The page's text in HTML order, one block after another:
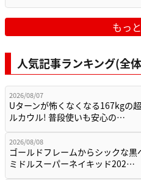
もっ
人気記事ランキング(全
2026/08/07
Uターンが怖くなくなる167kgの
ルカウル! 普段使いも安心の…
2026/08/08
ゴールドフレームからシックな黒
ミドルスーパーネイキッド202…